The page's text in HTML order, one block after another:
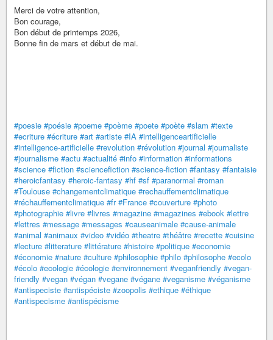
Merci de votre attention,
Bon courage,
Bon début de printemps 2026,
Bonne fin de mars et début de mai.
#poesie #poésie #poeme #poème #poete #poète #slam #texte
#ecriture #écriture #art #artiste #IA #intelligenceartificielle
#intelligence-artificielle #revolution #révolution #journal #journaliste
#journalisme #actu #actualité #info #information #informations
#science #fiction #sciencefiction #science-fiction #fantasy #fantaisie
#heroicfantasy #heroic-fantasy #hf #sf #paranormal #roman
#Toulouse #changementclimatique #rechauffementclimatique
#réchauffementclimatique #fr #France #couverture #photo
#photographie #livre #livres #magazine #magazines #ebook #lettre
#lettres #message #messages #causeanimale #cause-animale
#animal #animaux #video #vidéo #theatre #théâtre #recette #cuisine
#lecture #litterature #littérature #histoire #politique #economie
#économie #nature #culture #philosophie #philo #philosophe #ecolo
#écolo #ecologie #écologie #environnement #veganfriendly #vegan-
friendly #vegan #végan #vegane #végane #veganisme #véganisme
#antispeciste #antispéciste #zoopolis #ethique #éthique
#antispecisme #antispécisme